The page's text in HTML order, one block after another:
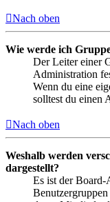
Nach oben
Wie werde ich
Der Leiter einer
Administration
Wenn du eine
solltest du einen
Nach oben
Weshalb werden
dargestellt?
Es ist der
Benutzergruppen